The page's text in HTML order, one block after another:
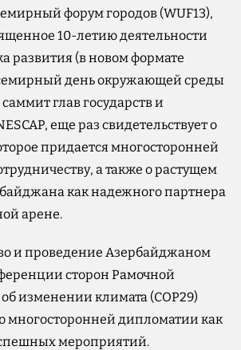
форум городов (WUF13),
10-летию деятельности
развития (в новом формате
день окружающей среды
глав государств и
еще раз свидетельствует о
придается многосторонней
а также о растущем
как надежного партнера
арене.
и проведение Азербайджаном
сторон Рамочной
изменении климата (COP29)
многосторонней дипломатии как
мероприятий.